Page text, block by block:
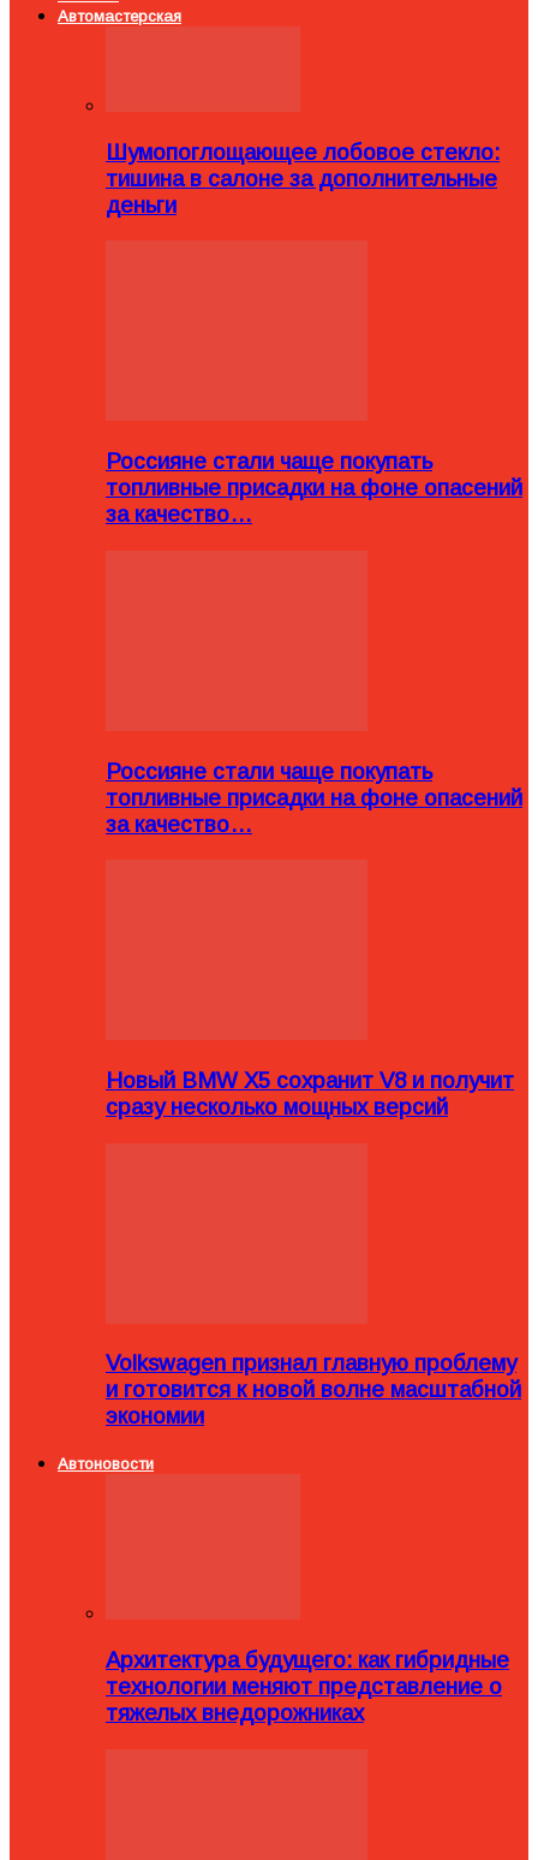
Автомастерская
Шумопоглощающее лобовое стекло:
тишина в салоне за дополнительные
деньги
Россияне стали чаще покупать
топливные присадки на фоне опасений
за качество…
Россияне стали чаще покупать
топливные присадки на фоне опасений
за качество…
Новый BMW X5 сохранит V8 и получит
сразу несколько мощных версий
Volkswagen признал главную проблему
и готовится к новой волне масштабной
экономии
Автоновости
Архитектура будущего: как гибридные
технологии меняют представление о
тяжелых внедорожниках